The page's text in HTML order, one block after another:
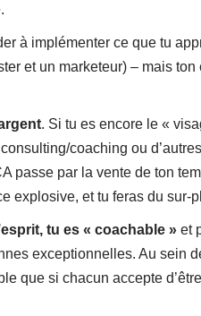
à implémenter ce que tu
et un marketeur) – mais
. Si tu es encore le «
coaching ou
passe par la vente de ton
explosive, et tu feras du sur-
tu es « coachable » et
exceptionnelles. Au sein
que si chacun accepte